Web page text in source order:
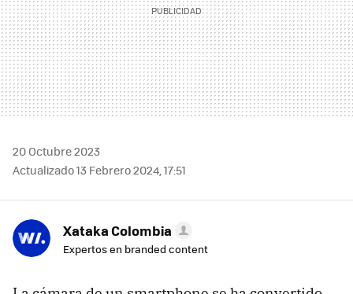
20 Octubre 2023
Actualizado 13 Febrero 2024, 17:51
Xataka Colombia
Expertos en branded content